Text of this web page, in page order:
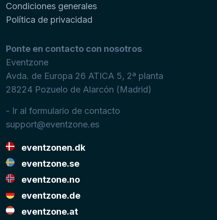
Condiciones generales
Política de privacidad
Ponte en contacto con nosotros
Eventzone
Avda. de Europa 26 ATICA 5, 2ª planta
28224 Pozuelo de Alarcón (Madrid)
- Ir al formulario de contacto
support@eventzone.es
eventzonen.dk
eventzone.se
eventzone.no
eventzone.de
eventzone.at